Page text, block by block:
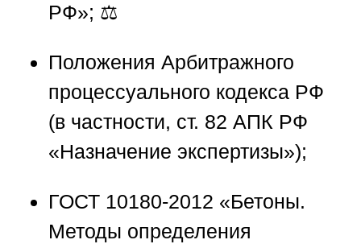
РФ»; ⚖️
Положения Арбитражного
процессуального кодекса РФ
(в частности, ст. 82 АПК РФ
«Назначение экспертизы»);
ГОСТ 10180-2012 «Бетоны.
Методы определения